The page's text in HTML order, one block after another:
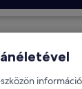
opciók,